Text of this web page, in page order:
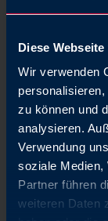
Diese
Wir verwenden
zu können und
analysieren.
Verwendung
soziale Medien,
Partner führen
weiteren Daten
hyperfit
Das